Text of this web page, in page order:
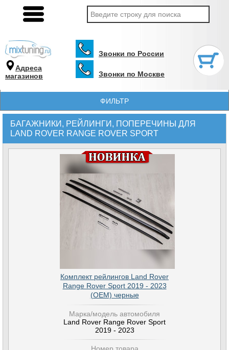
Адреса
магазинов
Звонки по России
Звонки по Москве
ФИЛЬТР
БАГАЖНИКИ, РЕЙЛИНГИ, ПОПЕРЕЧИНЫ ДЛЯ
LAND ROVER RANGE ROVER SPORT
Комплект рейлингов Land Rover
Range Rover Sport 2019 - 2023
(OEМ) черные
Марка/модель автомобиля
Land Rover Range Rover Sport
2019 - 2023